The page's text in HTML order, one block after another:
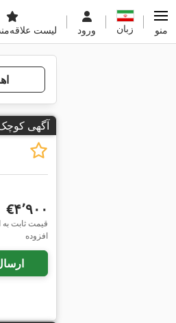
لیست ورود زبان منو
آگهی
‎€۴٬۹۰۰
قیمت ثابت
افزوده